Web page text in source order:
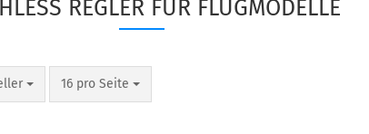
REGLER FÜR FLUGMODELLE
16 pro Seite
pro Seite